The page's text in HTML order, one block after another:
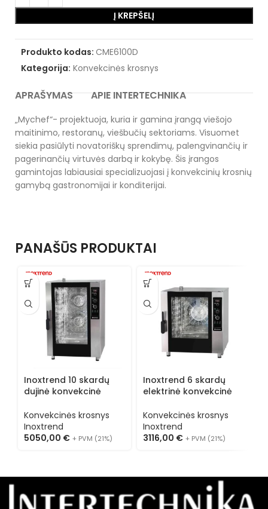
Į KREPŠELĮ
Produkto kodas: CME6100D
Kategorija: Konvekcinės krosnys
APRAŠYMAS APIE INTERTECHNIKA
„Mychef“- projektuoja, kuria ir gamina įrangą viešojo
maitinimo, restoranų, viešbučių sektoriams. Visuomet
siekia pasiūlyti novatoriškų sprendimų, palengvinančių ir
pagerinančių virtuvės darbą ir kokybę. Šis įrangos
gamintojas labiausiai specializuojasi į konvekcinių krosnių
gamybą gastronomijai ir konditerijai.
PANAŠŪS PRODUKTAI
Inoxtrend 10 skardų
dujinė konvekcinė
Konvekcinės krosnys
Inoxtrend
5050,00 € + PVM (21%)
Inoxtrend 6 skardų
elektrinė konvekcinė
Konvekcinės krosnys
Inoxtrend
3116,00 € + PVM (21%)